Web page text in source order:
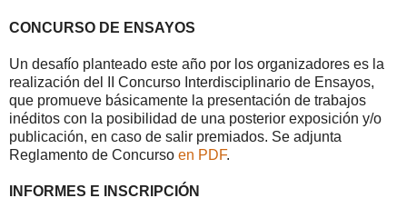
CONCURSO DE ENSAYOS
Un desafío planteado este año por los organizadores es la
realización del II Concurso Interdisciplinario de Ensayos,
que promueve básicamente la presentación de trabajos
inéditos con la posibilidad de una posterior exposición y/o
publicación, en caso de salir premiados. Se adjunta
Reglamento de Concurso en PDF.
INFORMES E INSCRIPCIÓN